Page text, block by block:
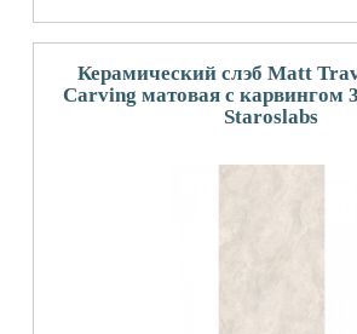
Керамический слэб Matt
Carving матовая с карвингом
Staroslabs